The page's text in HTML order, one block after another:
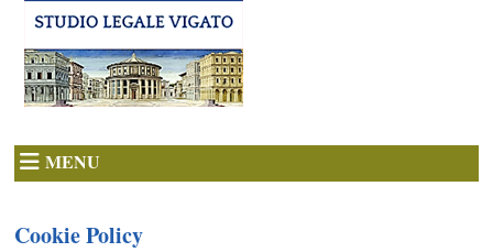
MENU
Cookie Policy